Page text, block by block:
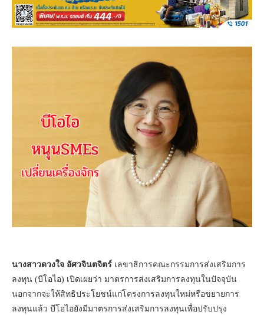
นางสาวดวงใจ อัศวจินตจิตร์ เลขาธิการคณะกรรมการส่งเสริมการ
ลงทุน (บีโอไอ) เปิดเผยว่า มาตรการส่งเสริมการลงทุนในปัจจุบัน
นอกจากจะให้สิทธิประโยชน์แก่โครงการลงทุนใหม่หรือขยายการ
ลงทุนแล้ว บีโอไอยังมีมาตรการส่งเสริมการลงทุนเพื่อปรับปรุง